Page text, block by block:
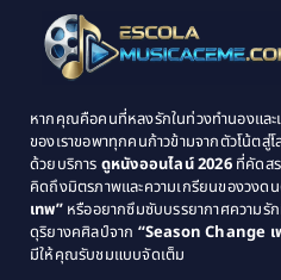
Classic หนังคล
Classic หนังคล
Classic หนังคล
Comedy ตล
Comedy ต
1995
1993
1989
1987
1985
1983
หากคุณคือคนที่หลงรักในท่วงทำนองและ
ของเราขอพาทุกคนก้าวข้ามจากตัวโน้ต
ด้วยบริการ ดูหนังออนไลน์ 2026ที่คัดสร
คิดถึงมิตรภาพและความเกรียนของวงดน
เทพ”หรืออยากซึมซับบรรยากาศความรั
ดุริยางคศิลป์จาก “Season Change
มีให้คุณรับชมแบบจัดเต็ม